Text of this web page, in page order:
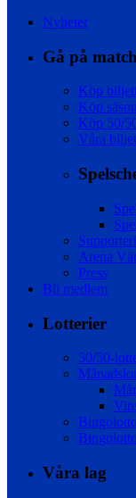
Nyheter
Gå på match
Köp
Köp
Köp 50/
Våra
Arena
Press
Bli medlem
Lotterier
50/50-
Våra lag